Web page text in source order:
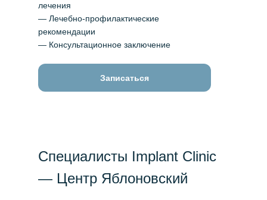
лечения
— Лечебно-профилактические
рекомендации
— Консультационное заключение
Записаться
Специалиcты Implant Clinic
— Центр Яблоновский